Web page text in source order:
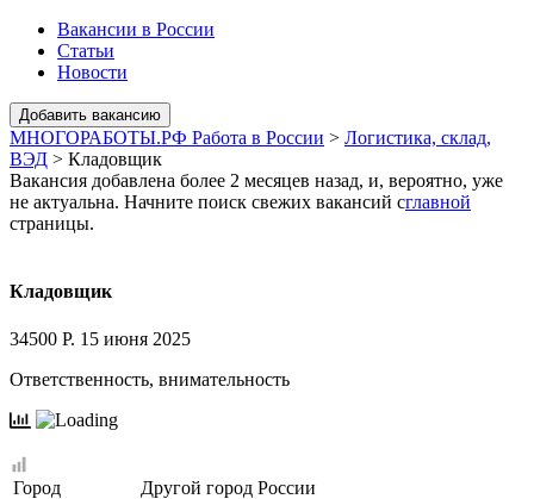
Вакансии в России
Статьи
Новости
МНОГОРАБОТЫ.РФ Работа в России > Логистика, склад,
ВЭД > Кладовщик
Вакансия добавлена более 2 месяцев назад, и, вероятно, уже
не актуальна. Начните поиск свежих вакансий сглавной
страницы.
Кладовщик
34500 Р. 15 июня 2025
Ответственность, внимательность
Город
Другой город России